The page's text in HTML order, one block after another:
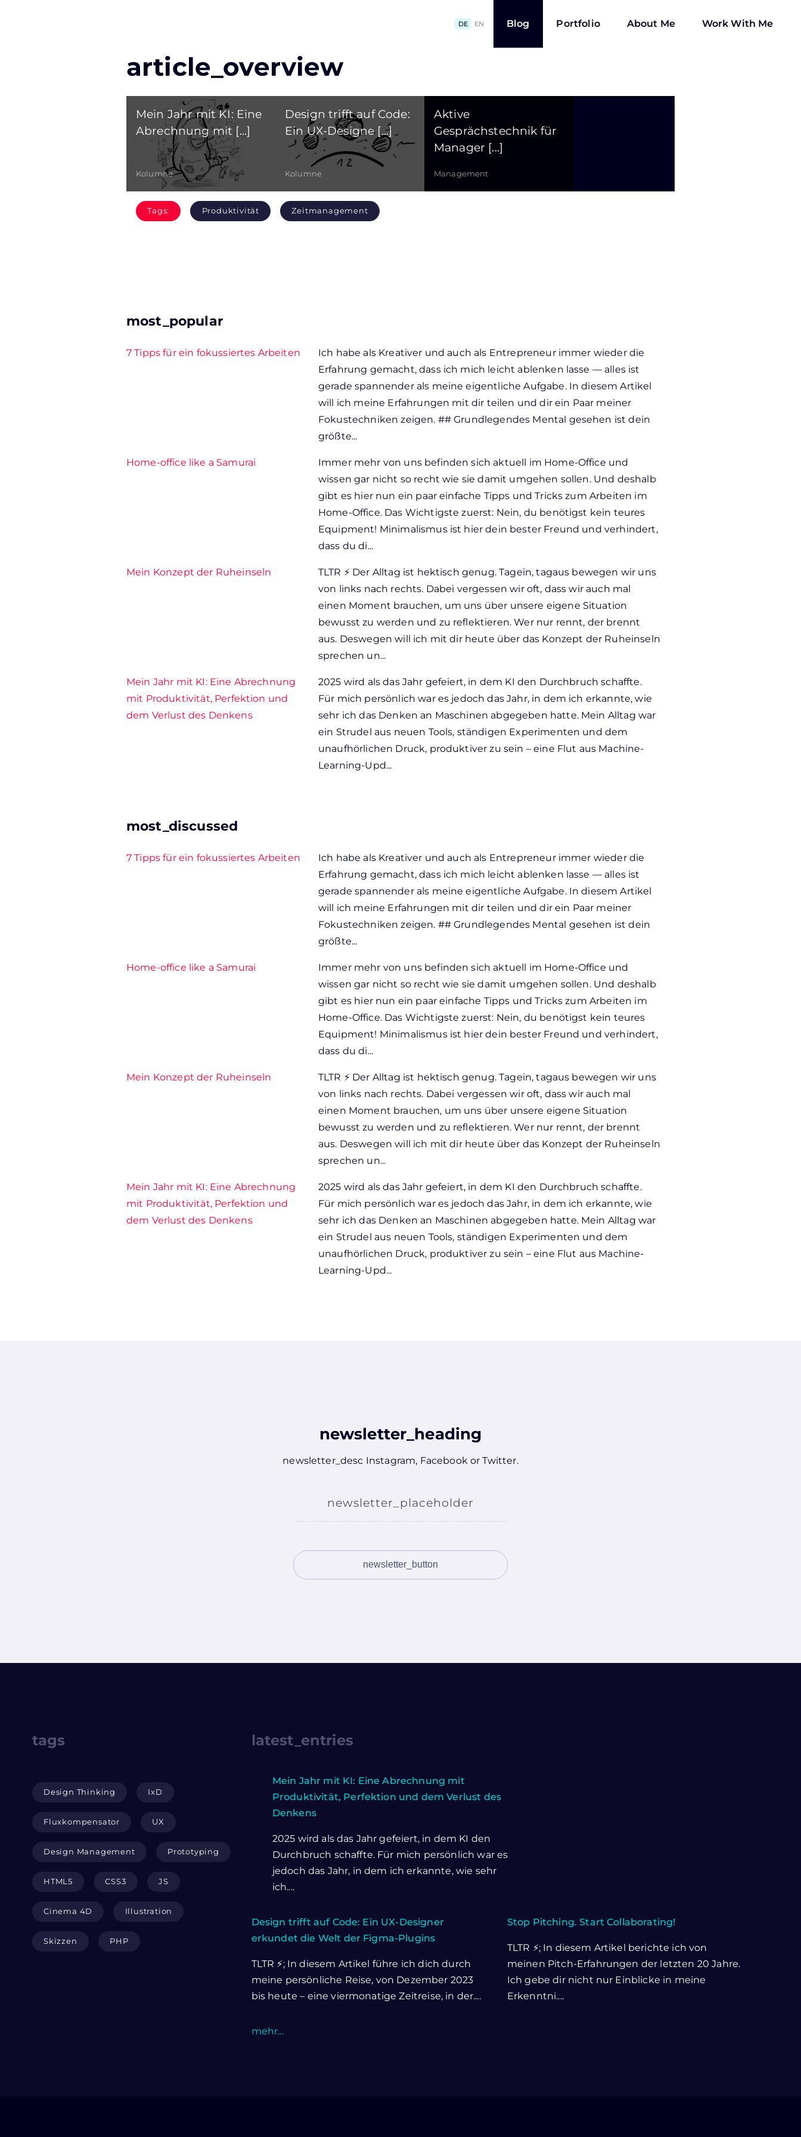
Work With Me
About Me
Portfolio
Blog
DE EN
article_overview
Mein Jahr mit KI: Eine
Abrechnung mit [...]
Kolumne
Design trifft auf Code:
Ein UX-Designe [...]
Kolumne
Aktive
Gesprächstechnik für
Manager [...]
Management
Tags: Produktivität Zeitmanagement
most_popular
7 Tipps für ein fokussiertes Arbeiten
Ich habe als Kreativer und auch als Entrepreneur immer wieder die
Erfahrung gemacht, dass ich mich leicht ablenken lasse — alles ist
gerade spannender als meine eigentliche Aufgabe. In diesem Artikel
will ich meine Erfahrungen mit dir teilen und dir ein Paar meiner
Fokustechniken zeigen. ## Grundlegendes Mental gesehen ist dein
größte...
Home-office like a Samurai
Immer mehr von uns befinden sich aktuell im Home-Office und
wissen gar nicht so recht wie sie damit umgehen sollen. Und deshalb
gibt es hier nun ein paar einfache Tipps und Tricks zum Arbeiten im
Home-Office. Das Wichtigste zuerst: Nein, du benötigst kein teures
Equipment! Minimalismus ist hier dein bester Freund und verhindert,
dass du di...
Mein Konzept der Ruheinseln
TLTR ⚡ Der Alltag ist hektisch genug. Tagein, tagaus bewegen wir uns
von links nach rechts. Dabei vergessen wir oft, dass wir auch mal
einen Moment brauchen, um uns über unsere eigene Situation
bewusst zu werden und zu reflektieren. Wer nur rennt, der brennt
aus. Deswegen will ich mit dir heute über das Konzept der Ruheinseln
sprechen un...
Mein Jahr mit KI: Eine Abrechnung
mit Produktivität, Perfektion und
dem Verlust des Denkens
2025 wird als das Jahr gefeiert, in dem KI den Durchbruch schaffte.
Für mich persönlich war es jedoch das Jahr, in dem ich erkannte, wie
sehr ich das Denken an Maschinen abgegeben hatte. Mein Alltag war
ein Strudel aus neuen Tools, ständigen Experimenten und dem
unaufhörlichen Druck, produktiver zu sein – eine Flut aus Machine-
Learning-Upd...
most_discussed
7 Tipps für ein fokussiertes Arbeiten
Ich habe als Kreativer und auch als Entrepreneur immer wieder die
Erfahrung gemacht, dass ich mich leicht ablenken lasse — alles ist
gerade spannender als meine eigentliche Aufgabe. In diesem Artikel
will ich meine Erfahrungen mit dir teilen und dir ein Paar meiner
Fokustechniken zeigen. ## Grundlegendes Mental gesehen ist dein
größte...
Home-office like a Samurai
Immer mehr von uns befinden sich aktuell im Home-Office und
wissen gar nicht so recht wie sie damit umgehen sollen. Und deshalb
gibt es hier nun ein paar einfache Tipps und Tricks zum Arbeiten im
Home-Office. Das Wichtigste zuerst: Nein, du benötigst kein teures
Equipment! Minimalismus ist hier dein bester Freund und verhindert,
dass du di...
Mein Konzept der Ruheinseln
TLTR ⚡ Der Alltag ist hektisch genug. Tagein, tagaus bewegen wir uns
von links nach rechts. Dabei vergessen wir oft, dass wir auch mal
einen Moment brauchen, um uns über unsere eigene Situation
bewusst zu werden und zu reflektieren. Wer nur rennt, der brennt
aus. Deswegen will ich mit dir heute über das Konzept der Ruheinseln
sprechen un...
Mein Jahr mit KI: Eine Abrechnung
mit Produktivität, Perfektion und
dem Verlust des Denkens
2025 wird als das Jahr gefeiert, in dem KI den Durchbruch schaffte.
Für mich persönlich war es jedoch das Jahr, in dem ich erkannte, wie
sehr ich das Denken an Maschinen abgegeben hatte. Mein Alltag war
ein Strudel aus neuen Tools, ständigen Experimenten und dem
unaufhörlichen Druck, produktiver zu sein – eine Flut aus Machine-
Learning-Upd...
newsletter_heading
newsletter_desc Instagram, Facebook orTwitter.
newsletter_placeholder
latest_entries
Mein Jahr mit KI: Eine Abrechnung mit
Produktivität, Perfektion und dem Verlust des
Denkens
2025 wird als das Jahr gefeiert, in dem KI den
Durchbruch schaffte. Für mich persönlich war es
jedoch das Jahr, in dem ich erkannte, wie sehr
ich....
Design trifft auf Code: Ein UX-Designer
erkundet die Welt der Figma-Plugins
TLTR ⚡; In diesem Artikel führe ich dich durch
meine persönliche Reise, von Dezember 2023
bis heute – eine viermonatige Zeitreise, in der....
Stop Pitching. Start Collaborating!
TLTR ⚡; In diesem Artikel berichte ich von
meinen Pitch-Erfahrungen der letzten 20 Jahre.
Ich gebe dir nicht nur Einblicke in meine
Erkenntni....
mehr...
tags
Design Thinking IxD
Fluxkompensator UX
Design Management Prototyping
HTML5 CSS3 JS
Cinema 4D Illustration
Skizzen PHP